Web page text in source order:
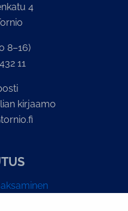
4
8–16)
11
kirjaamo